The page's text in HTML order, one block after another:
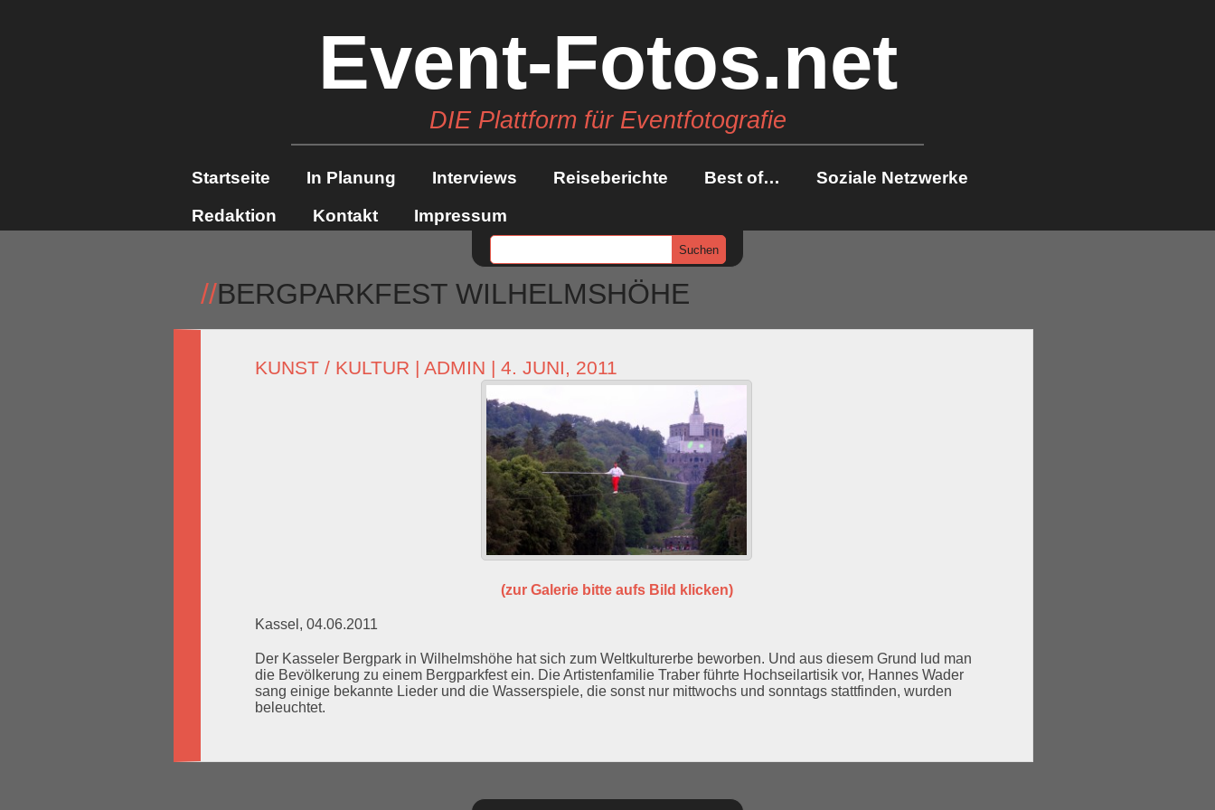
Event-Fotos.net
DIE Plattform für Eventfotografie
Startseite In Planung Interviews Reiseberichte Best of…
Soziale Netzwerke
Redaktion
Kontakt Impressum
//BERGPARKFEST WILHELMSHÖHE
KUNST / KULTUR | ADMIN | 4. JUNI, 2011
(zur Galerie bitte aufs Bild klicken)
Kassel, 04.06.2011
Der Kasseler Bergpark in Wilhelmshöhe hat sich zum Weltkulturerbe beworben. Und aus diesem Grund lud man
die Bevölkerung zu einem Bergparkfest ein. Die Artistenfamilie Traber führte Hochseilartisik vor, Hannes Wader
sang einige bekannte Lieder und die Wasserspiele, die sonst nur mittwochs und sonntags stattfinden, wurden
beleuchtet.